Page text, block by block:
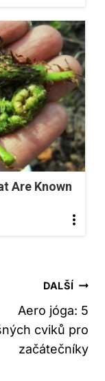
Are Known
DALŠÍ
Aero jóga: 5
cviků pro
začátečníky